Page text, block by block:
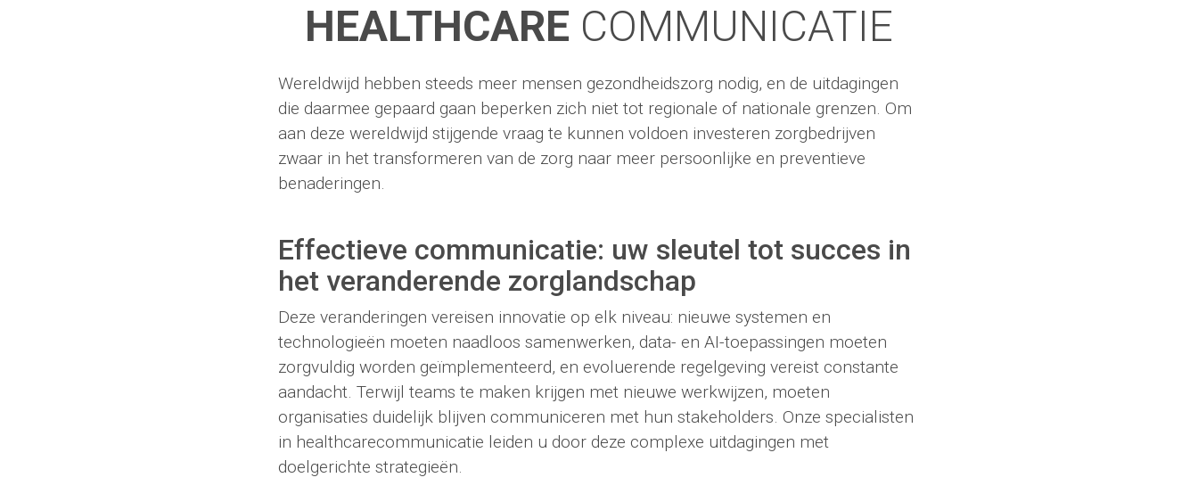
HEALTHCARE COMMUNICATIE
Wereldwijd hebben steeds meer mensen gezondheidszorg nodig, en de uitdagingen
die daarmee gepaard gaan beperken zich niet tot regionale of nationale grenzen. Om
aan deze wereldwijd stijgende vraag te kunnen voldoen investeren zorgbedrijven
zwaar in het transformeren van de zorg naar meer persoonlijke en preventieve
benaderingen.
Effectieve communicatie: uw sleutel tot succes in
het veranderende zorglandschap
Deze veranderingen vereisen innovatie op elk niveau: nieuwe systemen en
technologieën moeten naadloos samenwerken, data- en AI-toepassingen moeten
zorgvuldig worden geïmplementeerd, en evoluerende regelgeving vereist constante
aandacht. Terwijl teams te maken krijgen met nieuwe werkwijzen, moeten
organisaties duidelijk blijven communiceren met hun stakeholders. Onze specialisten
in healthcarecommunicatie leiden u door deze complexe uitdagingen met
doelgerichte strategieën.